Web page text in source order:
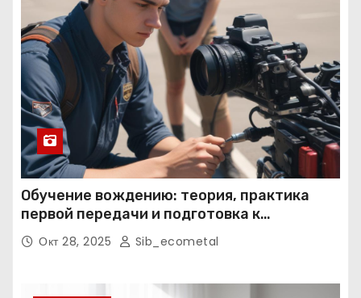
Обучение вождению: теория, практика
первой передачи и подготовка к
экзаменам
Окт 28, 2025 Sib_ecometal